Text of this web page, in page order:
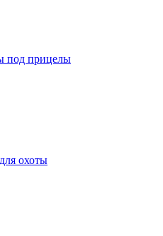
под прицелы
охоты